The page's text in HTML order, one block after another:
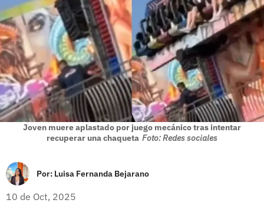
Joven muere aplastado por juego mecánico tras intentar
recuperar una chaqueta Foto: Redes sociales
Por: Luisa Fernanda Bejarano
10 de Oct, 2025